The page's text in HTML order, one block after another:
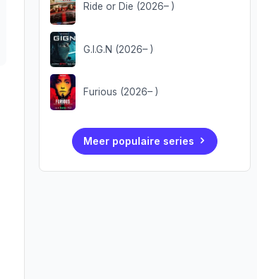
Ride or Die (2026– )
G.I.G.N (2026– )
Furious (2026– )
Meer populaire series